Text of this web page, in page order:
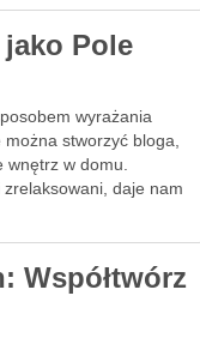
Pole
wyrażania
stworzyć bloga,
w domu.
daje nam
Współtwórz